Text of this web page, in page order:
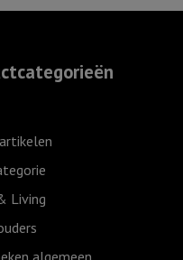
elke
Living
algemeen